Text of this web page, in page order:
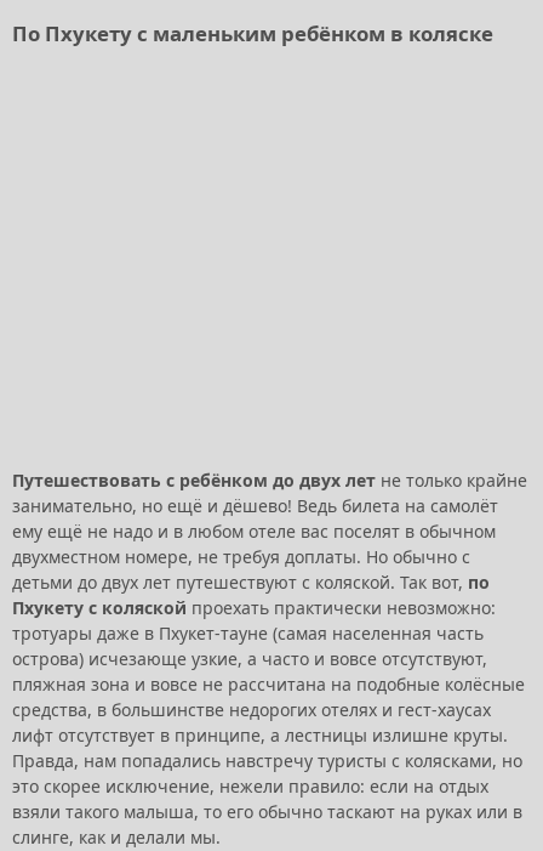
По Пхукету с маленьким ребёнком в коляске
Путешествовать с ребёнком до двух лет не только крайне
занимательно, но ещё и дёшево! Ведь билета на самолёт
ему ещё не надо и в любом отеле вас поселят в обычном
двухместном номере, не требуя доплаты. Но обычно с
детьми до двух лет путешествуют с коляской. Так вот, по
Пхукету с коляской проехать практически невозможно:
тротуары даже в Пхукет-тауне (самая населенная часть
острова) исчезающе узкие, а часто и вовсе отсутствуют,
пляжная зона и вовсе не рассчитана на подобные колёсные
средства, в большинстве недорогих отелях и гест-хаусах
лифт отсутствует в принципе, а лестницы излишне круты.
Правда, нам попадались навстречу туристы с колясками, но
это скорее исключение, нежели правило: если на отдых
взяли такого малыша, то его обычно таскают на руках или в
слинге, как и делали мы.